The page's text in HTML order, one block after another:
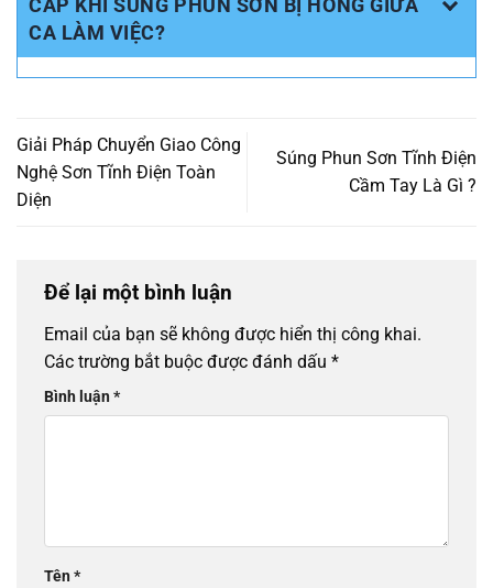
CẤP KHI SÚNG PHUN SƠN BỊ HỎNG GIỮA
CA LÀM VIỆC?
Giải Pháp Chuyển Giao Công
Nghệ Sơn Tĩnh Điện Toàn
Diện
Súng Phun Sơn Tĩnh Điện
Cầm Tay Là Gì ?
Để lại một bình luận
Email của bạn sẽ không được hiển thị công khai.
Các trường bắt buộc được đánh dấu *
Bình luận*
Tên*